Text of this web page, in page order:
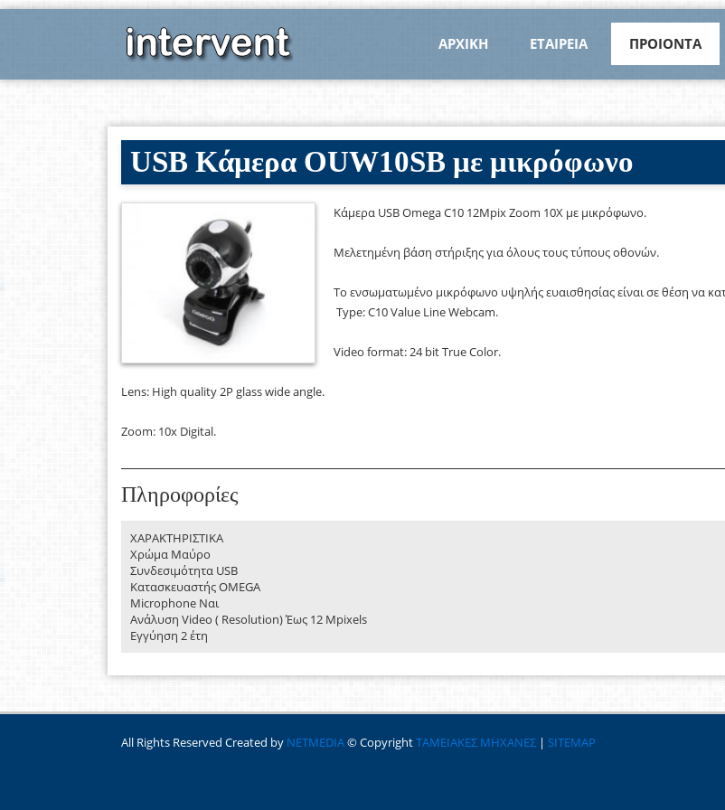
USB Κάμερα OUW10SB με μικρόφωνο
Κάμερα USB Omega C10 12Mpix Zoom 10X με μικρόφωνο.
Μελετημένη βάση στήριξης για όλους τους τύπους οθονών.
Το ενσωματωμένο μικρόφωνο υψηλής ευαισθησίας είναι σε θέση να
Type: C10 Value Line Webcam.
Video format: 24 bit True Color.
Lens: High quality 2P glass wide angle.
Zoom: 10x Digital.
Πληροφορίες
ΧΑΡΑΚΤΗΡΙΣΤΙΚΑ
Χρώμα Μαύρο
Συνδεσιμότητα USB
Κατασκευαστής OMEGA
Microphone Ναι
Ανάλυση Video ( Resolution) Έως 12 Mpixels
Εγγύηση 2 έτη
ΑΡΧΙΚΗ ΕΤΑΙΡΕΙΑ ΠΡΟΙΟΝΤΑ
All Rights Reserved Created by NETMEDIA© CopyrightΤΑΜΕΙΑΚΕΣ ΜΗΧΑΝΕΣ | SITEMAP